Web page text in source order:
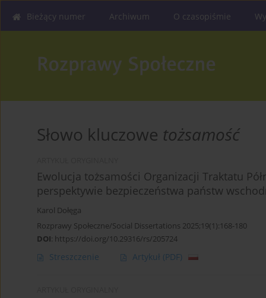
Bieżący numer Archiwum O czasopiśmie
Słowo kluczowe tożsamość
Ewolucja tożsamości Organizacji Traktatu
perspektywie bezpieczeństwa państw
Karol Dołęga
Rozprawy Społeczne/Social Dissertations 2025;19(1):168-180
DOI: https://doi.org/10.29316/rs/205724
Streszczenie Artykuł (PDF)